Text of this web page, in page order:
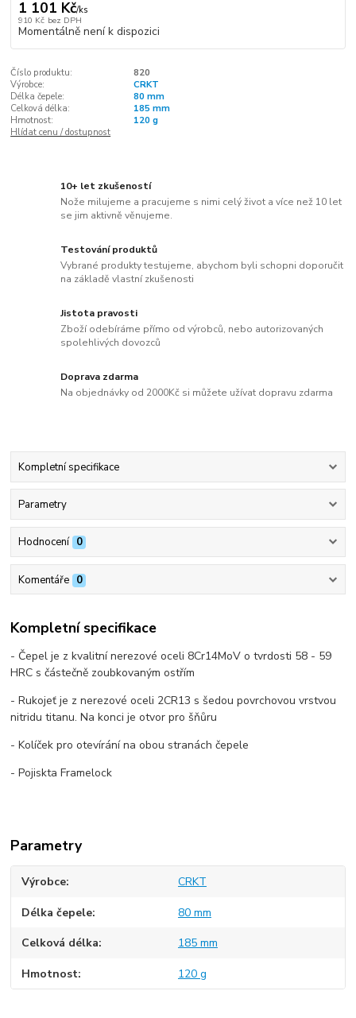
1 101 Kč/ks
910 Kč bez DPH
Momentálně není k dispozici
Číslo produktu:
820
Výrobce:
CRKT
Délka čepele:
80 mm
Celková délka:
185 mm
Hmotnost:
120 g
Hlídat cenu / dostupnost
10+ let zkušeností
Nože milujeme a pracujeme s nimi celý život a více než 10 let
se jim aktivně věnujeme.
Testování produktů
Vybrané produkty testujeme, abychom byli schopni doporučit
na základě vlastní zkušenosti
Jistota pravosti
Zboží odebíráme přímo od výrobců, nebo autorizovaných
spolehlivých dovozců
Doprava zdarma
Na objednávky od 2000Kč si můžete užívat dopravu zdarma
Kompletní specifikace
Parametry
Hodnocení 0
Komentáře 0
Kompletní specifikace
- Čepel je z kvalitní nerezové oceli 8Cr14MoV o tvrdosti 58 - 59
HRC s částečně zoubkovaným ostřím
- Rukojeť je z nerezové oceli 2CR13 s šedou povrchovou vrstvou
nitridu titanu. Na konci je otvor pro šňůru
- Kolíček pro otevírání na obou stranách čepele
- Pojiskta Framelock
Parametry
Výrobce CRKT
Délka čepele 80 mm
Celková délka 185 mm
Hmotnost 120 g